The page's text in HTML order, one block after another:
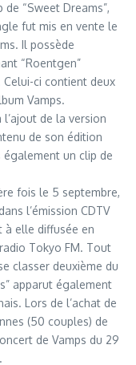
“Sweet Dreams”,
fut mis en vente le
Il possède
“Roentgen”
Celui-ci contient deux
Vamps.
de la version
de son édition
également un clip de
fois le 5 septembre,
l’émission CDTV
à elle diffusée en
Tokyo FM. Tout
classer deuxième du
apparut également
Lors de l’achat de
(50 couples) de
de Vamps du 29